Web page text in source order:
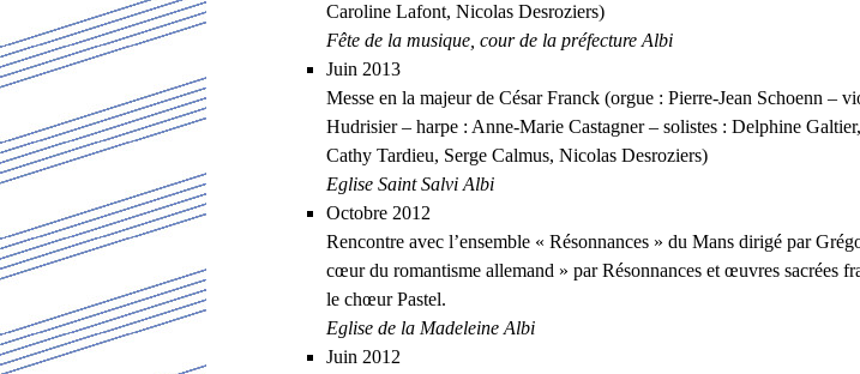
Caroline Lafont, Nicolas Desroziers)
Fête de la musique, cour de la préfecture Albi
Juin 2013
Messe en la majeur de César Franck (orgue : Pierre-Jean Schoenn –
Hudrisier – harpe : Anne-Marie Castagner – solistes : Delphine
Cathy Tardieu, Serge Calmus, Nicolas Desroziers)
Eglise Saint Salvi Albi
Octobre 2012
Rencontre avec l’ensemble « Résonnances » du Mans dirigé par
cœur du romantisme allemand » par Résonnances et œuvres sacrées
le chœur Pastel.
Eglise de la Madeleine Albi
Juin 2012